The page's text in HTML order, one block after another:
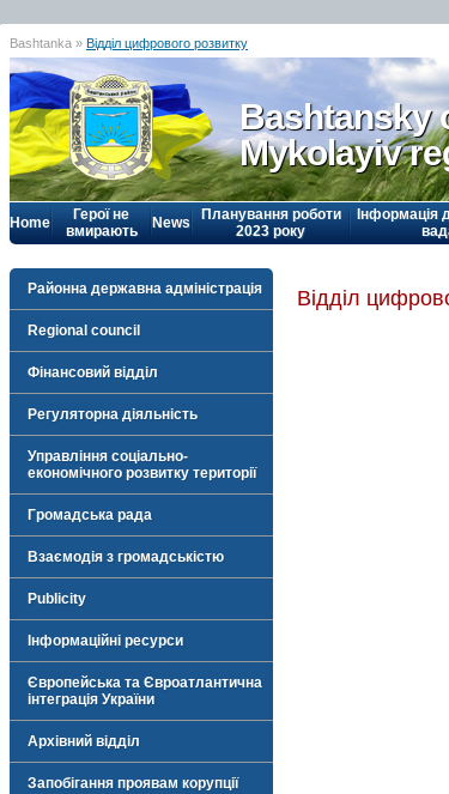
Bashtanka » Відділ цифрового розвитку
Bashtansky
Mykolayiv
Home
Герої не
вмирають
News
Планування роботи
2023 року
Інформація
Районна державна адміністрація
Regional council
Фінансовий відділ
Регуляторна діяльність
Управління соціально-
економічного розвитку території
Громадська рада
Взаємодія з громадськістю
Publicity
Інформаційні ресурси
Європейська та Євроатлантична
інтеграція України
Архівний відділ
Запобігання проявам корупції
Відділ